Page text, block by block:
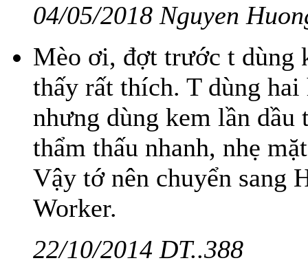
04/05/2018 Nguyen
Mèo ơi, đợt trước t dùng
thấy rất thích. T dùng
nhưng dùng kem lần
thẩm thấu nhanh, nhẹ
Vậy tớ nên chuyển sang
Worker.
22/10/2014 DT..388